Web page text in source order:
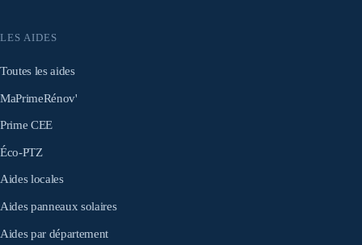
LES AIDES
Toutes les aides
MaPrimeRénov'
Prime CEE
Éco-PTZ
Aides locales
Aides panneaux solaires
Aides par département